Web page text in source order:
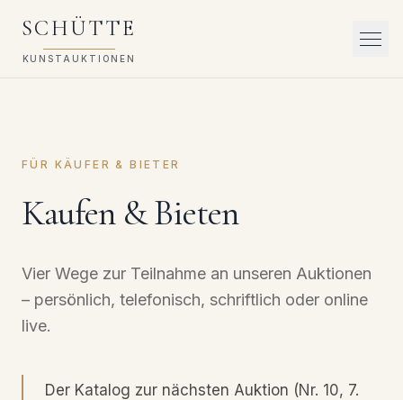
SCHÜTTE
KUNSTAUKTIONEN
FÜR KÄUFER & BIETER
Kaufen & Bieten
Vier Wege zur Teilnahme an unseren Auktionen
– persönlich, telefonisch, schriftlich oder online
live.
Der Katalog zur nächsten Auktion (Nr. 10, 7.